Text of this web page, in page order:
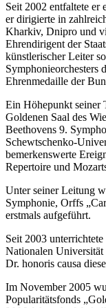
Seit 2002 entfaltete
er dirigierte in
Kharkiv, Dnipro und
Ehrendirigent der
künstlerischer Leiter
Symphonieorchesters
Ehrenmedaille der
Ein Höhepunkt seiner
Goldenen Saal des
Beethovens 9.
Schewtschenko-
bemerkenswerte
Repertoire und
Unter seiner Leitung
Symphonie, Orffs
erstmals aufgeführt.
Seit 2003
Nationalen
Dr. honoris causa
Im November 2005
Popularitätsfonds